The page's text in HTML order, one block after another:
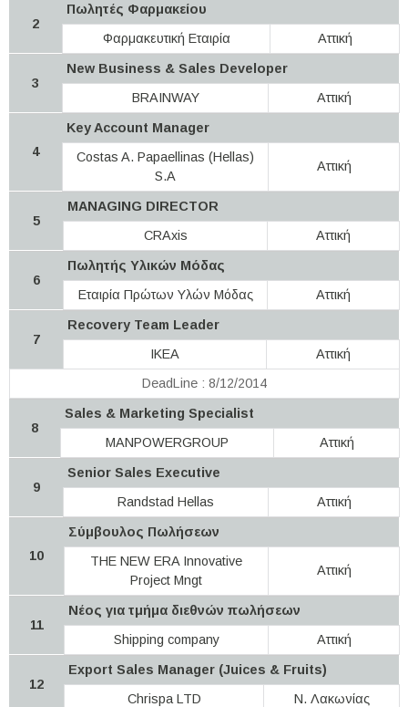
2
Πωλητές Φαρμακείου
Φαρμακευτική Εταιρία
Αττική
3
New Business & Sales Developer
BRAINWAY
Αττική
4
Key Account Manager
Costas A. Papaellinas (Hellas)
S.A
Αττική
5
MANAGING DIRECTOR
CRAxis
Αττική
6
Πωλητής Υλικών Μόδας
Εταιρία Πρώτων Υλών Μόδας
Αττική
7
Recovery Team Leader
IKEA
Αττική
DeadLine : 8/12/2014
8
Sales & Marketing Specialist
MANPOWERGROUP
Αττική
9
Senior Sales Executive
Randstad Hellas
Αττική
10
Σύμβουλος Πωλήσεων
THE NEW ERA Innovative
Project Mngt
Αττική
11
Νέος για τμήμα διεθνών πωλήσεων
Shipping company
Αττική
12
Export Sales Manager (Juices & Fruits)
Chrispa LTD
Ν. Λακωνίας